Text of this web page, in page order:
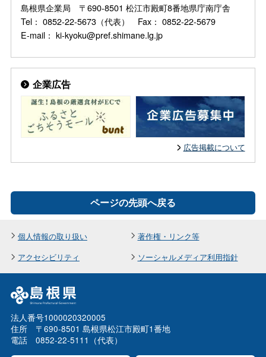
島根県企業局 〒690-8501 松江市殿町8番地県庁南庁舎
Tel： 0852-22-5673（代表） Fax： 0852-22-5679
E-mail： ki-kyoku@pref.shimane.lg.jp
企業広告
広告掲載について
ページの先頭へ戻る
個人情報の取り扱い
著作権・リンク等
アクセシビリティ
ソーシャルメディア利用指針
法人番号1000020320005
住所 〒690-8501 島根県松江市殿町1番地
電話 0852-22-5111（代表）